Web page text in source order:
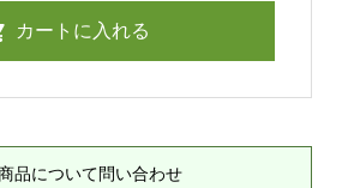
品について問い合わせ